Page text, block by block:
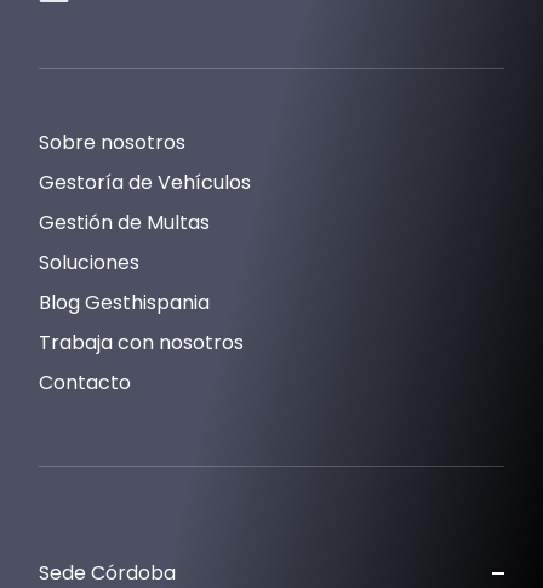
Sobre nosotros
Gestoría de Vehículos
Gestión de Multas
Soluciones
Blog Gesthispania
Trabaja con nosotros
Contacto
Sede Córdoba